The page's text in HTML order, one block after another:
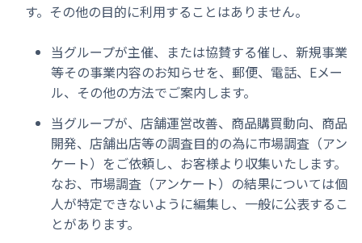
す。その他の目的に利用することはありません。
当グループが主催、または協賛する催し、新規事業
等その事業内容のお知らせを、郵便、電話、Eメー
ル、その他の方法でご案内します。
当グループが、店舗運営改善、商品購買動向、商品
開発、店舗出店等の調査目的の為に市場調査（アン
ケート）をご依頼し、お客様より収集いたします。
なお、市場調査（アンケート）の結果については個
人が特定できないように編集し、一般に公表するこ
とがあります。